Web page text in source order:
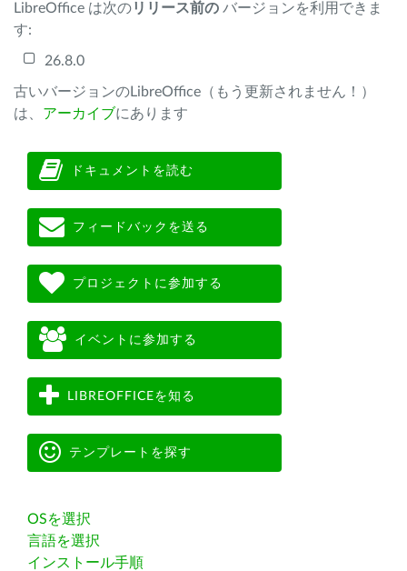
LibreOffice は次のリリース前の バージョンを利用できま
す:
26.8.0
古いバージョンのLibreOffice（もう更新されません！）
は、 アーカイブにあります
ドキュメントを読む
フィードバックを送る
プロジェクトに参加する
イベントに参加する
LIBREOFFICEを知る
テンプレートを探す
OSを選択
言語を選択
インストール手順